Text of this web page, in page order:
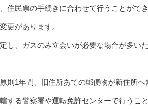
住民票の手続きに合わせて行うことができ
更があります。
し、ガスのみ立会いが必要な場合が多い
1年間、旧住所あての郵便物が新住所へ
する警察署や運転免許センターで行うこ